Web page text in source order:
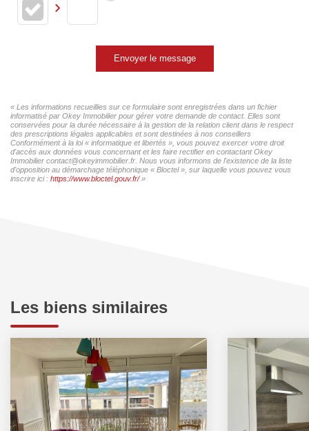
Envoyer le message
« Les informations recueillies sur ce formulaire sont enregistrées dans un fichier
informatisé par Okey Immobilier pour gérer votre demande de contact. Elles sont
conservées pour la durée nécessaire à la gestion de la relation client dans le respect
des prescriptions légales applicables et sont destinées à nos conseillers
Conformément à la loi « informatique et libertés », vous pouvez exercer votre droit
d'accès aux données vous concernant et les faire rectifier en contactant Okey
Immobilier contact@okeyimmobilier.fr. Nous vous informons de l'existence de la liste
d'opposition au démarchage téléphonique « Bloctel », sur laquelle vous pouvez vous
inscrire ici : https://www.bloctel.gouv.fr/»
Les biens similaires